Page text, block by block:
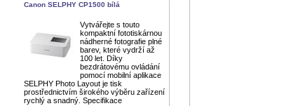
Canon SELPHY CP1500 bílá
Vytvářejte s touto
kompaktní fototiskárnou
nádherné fotografie plné
barev, které vydrží až
100 let. Díky
bezdrátovému ovládání
pomocí mobilní aplikace
SELPHY Photo Layout je tisk
prostřednictvím širokého výběru zařízení
rychlý a snadný. Specifikace